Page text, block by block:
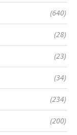
(640)
(28)
(23)
(34)
(234)
(200)